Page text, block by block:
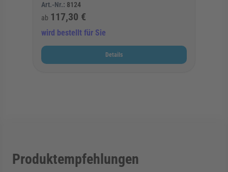
Art.-Nr.: 8124
ab 117,30 €
wird bestellt für Sie
Details
Produktempfehlungen